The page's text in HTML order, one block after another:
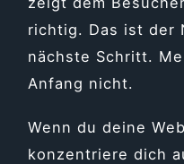
richtig. Das ist der
nächste Schritt.
Anfang nicht.
Wenn du deine
konzentriere dich